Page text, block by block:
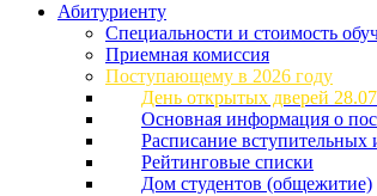
Абитуриенту
Специальности и стоимость
Приемная комиссия
Поступающему в 2026 году
День открытых дверей
Основная информация о
Расписание вступительных
Рейтинговые списки
Дом студентов (общежитие)